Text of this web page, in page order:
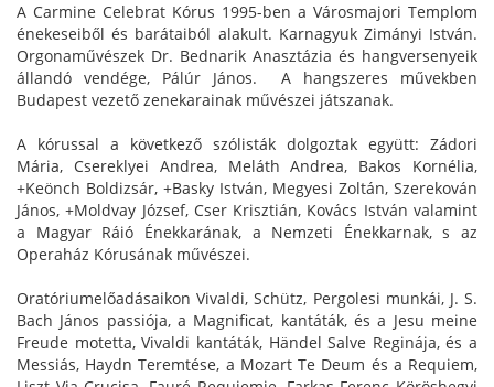
A Carmine Celebrat Kórus 1995-ben a Városmajori Templom
énekeseiből és barátaiból alakult. Karnagyuk Zimányi István.
Orgonaművészek Dr. Bednarik Anasztázia és hangversenyeik
állandó vendége, Pálúr János. A hangszeres művekben
Budapest vezető zenekarainak művészei játszanak.
A kórussal a következő szólisták dolgoztak együtt: Zádori
Mária, Csereklyei Andrea, Meláth Andrea, Bakos Kornélia,
+Keönch Boldizsár, +Basky István, Megyesi Zoltán, Szerekován
János, +Moldvay József, Cser Krisztián, Kovács István valamint
a Magyar Ráió Énekkarának, a Nemzeti Énekkarnak, s az
Operaház Kórusának művészei.
Oratóriumelőadásaikon Vivaldi, Schütz, Pergolesi munkái, J. S.
Bach János passiója, a Magnificat, kantáták, és a Jesu meine
Freude motetta, Vivaldi kantáták, Händel Salve Reginája, és a
Messiás, Haydn Teremtése, a Mozart Te Deum és a Requiem,